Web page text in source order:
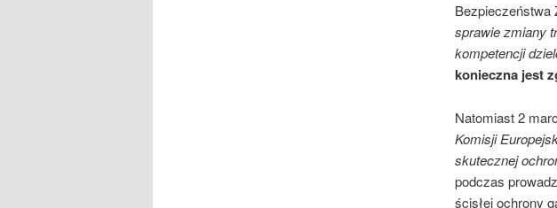
Bezpieczeństwa
sprawie zmiany
kompetencji
konieczna jest
Natomiast 2
Komisji
skutecznej
podczas
ścisłej ochrony